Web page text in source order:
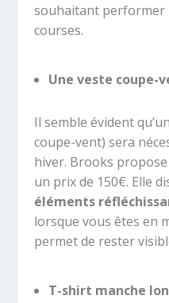
souhaitant performer
courses.
Une veste coupe-
Il semble évident
coupe-vent) sera
hiver. Brooks
un prix de 150€. Elle
éléments
lorsque vous êtes en
permet de rester
T-shirt manche